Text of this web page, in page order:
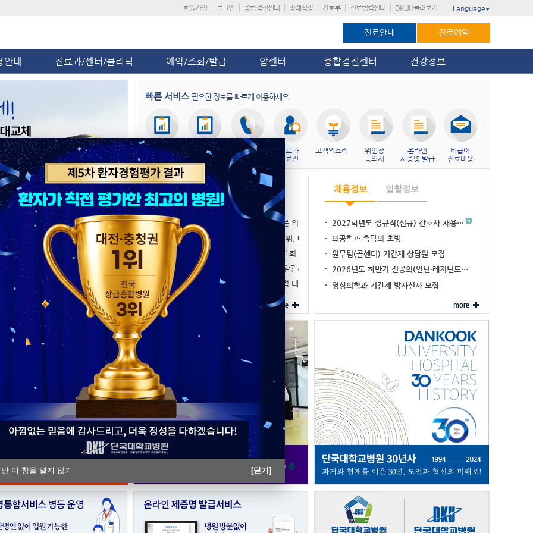
회원가입 로그인 종합검진센터 장례식장 간호부 진료협력센터 DKUH둘러보기 Language ▼
진료안내 진료예약
안내 진료과/센터/클리닉 예약/조회/발급 암센터 종합검진센터 건강정보
이 창을 열지 않기 [닫기]
빠른 서비스 필요한 정보를 빠르게 이용하세요.
회원가입 진료일정 진료예약
진료과
의료진
고객의소리
위임장
동의서
온라인
제증명 발급
비급여
진료비용
채용정보
2027학년도 정규직(신규) 간호사 채용…
의공학과 촉탁의 초빙
원무팀(콜센터) 기간제 상담원 모집
2026년도 하반기 전공의(인턴·레지던트…
영상의학과 기간제 방사선사 모집
입찰정보
병원뉴스
단국대병원, 응급 산모 이송 대비 실무 전문 워크숍…
제5차 환자경험평가 ‘전국 상급종합병원 3위, 대전…
단국대병원, ‘급성기뇌졸중 적정성 평가’ 11회 연…
단국대병원 충남지역암센터, ‘해외이주민 암관리 네비…
단국대병원, 충남Ⅰ권역 모자의료 진료협력 대표기관 …
공지사항